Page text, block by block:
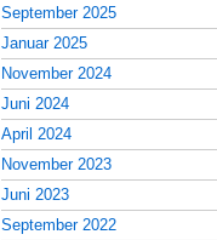
September 2025
Januar 2025
November 2024
Juni 2024
April 2024
November 2023
Juni 2023
September 2022